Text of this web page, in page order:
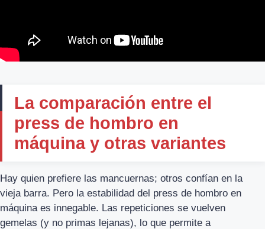
La comparación entre el
press de hombro en
máquina y otras variantes
Hay quien prefiere las mancuernas; otros confían en la
vieja barra. Pero la estabilidad del press de hombro en
máquina es innegable. Las repeticiones se vuelven
gemelas (y no primas lejanas), lo que permite a